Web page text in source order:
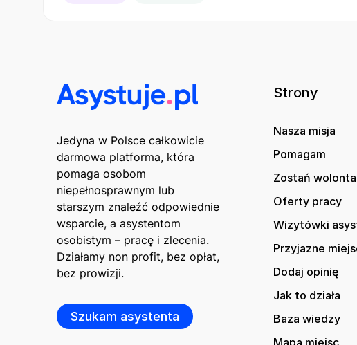
Jedyna w Polsce całkowicie
darmowa platforma, która
pomaga osobom
niepełnosprawnym lub
starszym znaleźć odpowiednie
wsparcie, a asystentom
osobistym – pracę i zlecenia.
Działamy non profit, bez opłat,
bez prowizji.
Szukam asystenta
Strony
Nasza misja
Pomagam
Zostań
Oferty pracy
Wizytówki
Przyjazne
Dodaj opinię
Jak to działa
Baza wiedzy
Mapa miejsc